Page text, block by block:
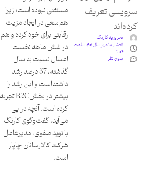
سرویسی تعریف
کرده‌اند
تحریریه کارنگ
انتشار:
۱۸ مهر سال ۱۴۰۱ ساعت
۲:۰۴
بدون نظر
مستثنی نبوده است؛ زیرا
هم سعی در ایجاد مزیت
رقابتی برای خود کرده و هم
در شش ماهه نخست
امسال نسبت به سال
گذشته، 57 درصد رشد
داشته‌است و این رشد را
بیشتر در بخش B2C تجربه
کرده است. آنچه در پی
می‌آید، گفت‌و‌گوی کارنگ
با نوید صفوی، مدیرعامل
شرکت کالارسانان چاپار
است.